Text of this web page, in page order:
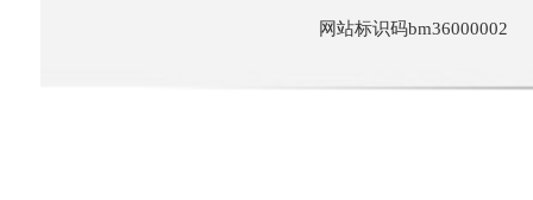
网站标识码bm36000002